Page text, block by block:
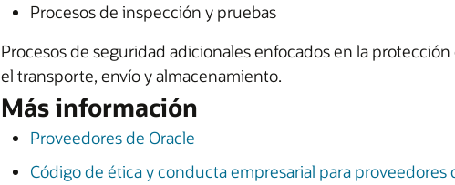
Procesos de inspección y pruebas
Procesos de seguridad adicionales enfocados en la
el transporte, envío y almacenamiento.
Más información
Proveedores de Oracle
Código de ética y conducta empresarial para proveedores